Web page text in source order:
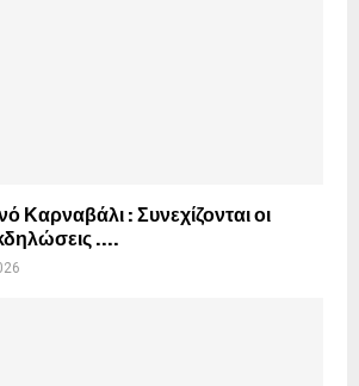
Καρναβάλι : Συνεχίζονται οι
….